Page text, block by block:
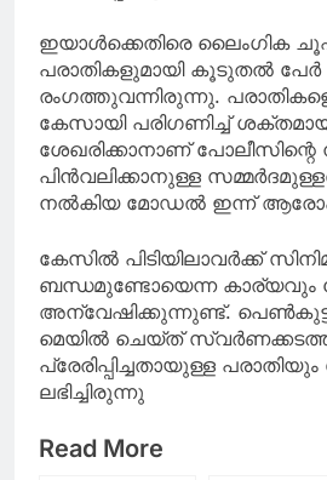
ഇയാൾക്കെതിരെ ലൈംഗിക
പരാതികളുമായി കൂടുതൽ പേർ
രംഗത്തുവന്നിരുന്നു.
കേസായി പരിഗണിച്ച്
ശേഖരിക്കാനാണ് പോലീസിന്റെ
പിൻവലിക്കാനുള്ള
നൽകിയ മോഡൽ ഇന്ന്
കേസിൽ പിടിയിലാവർക്ക്
ബന്ധമുണ്ടോയെന്ന കാര്യവും
അന്വേഷിക്കുന്നുണ്ട്.
മെയിൽ ചെയ്ത്
പ്രേരിപ്പിച്ചതായുള്ള
ലഭിച്ചിരുന്നു
Read More